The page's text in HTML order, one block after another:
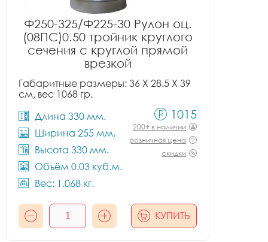
Ф250-325/Ф225-30 Рулон оц.
(08ПС)0.50 тройник круглого
сечения с круглой прямой
врезкой
Габаритные размеры: 36 X 28.5 X 39
см, вес 1068 гр.
Длина 330 мм.
Ширина 255 мм.
Высота 330 мм.
Объём 0.03 куб.м.
Вес: 1.068 кг.
1015
200+ в наличии
розничная цена
скидки
КУПИТЬ